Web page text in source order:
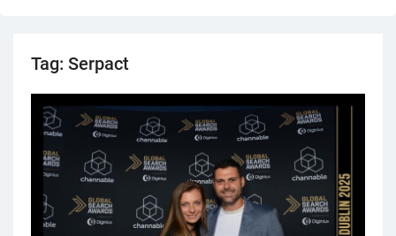
Tag: Serpact